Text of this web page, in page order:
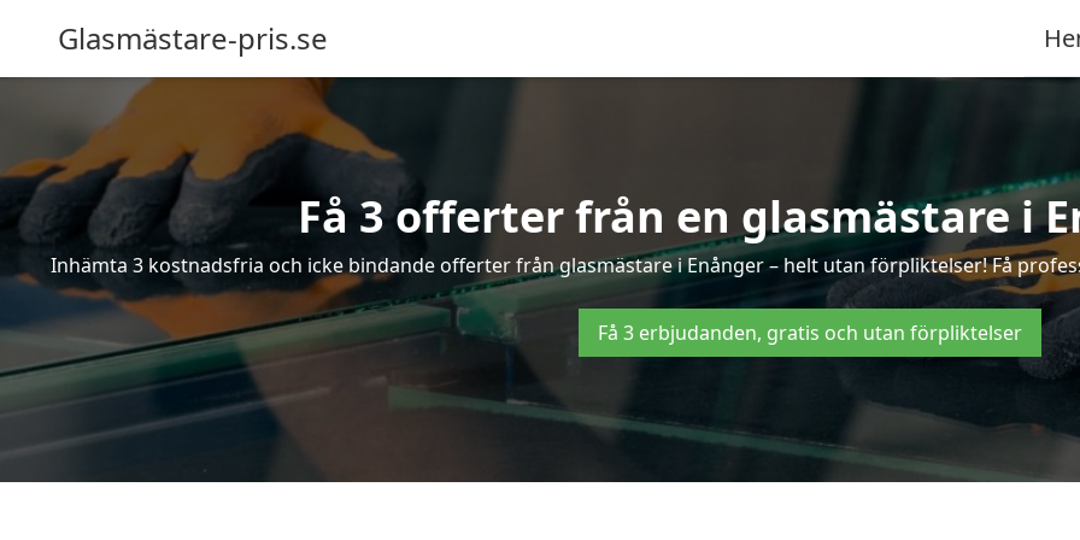
Glasmästare-pris.se
Få 3 offerter från en glasmästare i
Inhämta 3 kostnadsfria och icke bindande offerter från glasmästare i Enånger – helt utan förpliktelser! Få
Få 3 erbjudanden, gratis och utan förpliktelser